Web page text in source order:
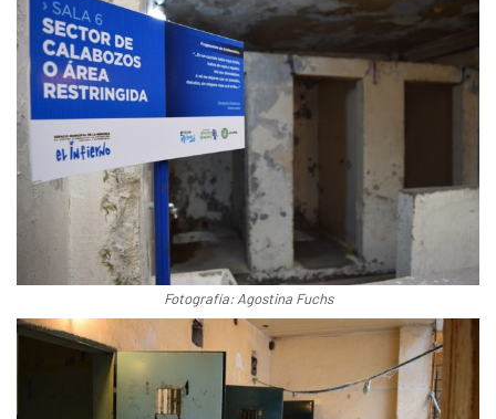
Fotografía: Agostina Fuchs